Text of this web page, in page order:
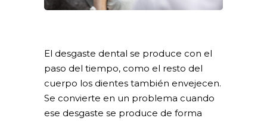
El desgaste dental se produce con el
paso del tiempo, como el resto del
cuerpo los dientes también envejecen.
Se convierte en un problema cuando
ese desgaste se produce de forma